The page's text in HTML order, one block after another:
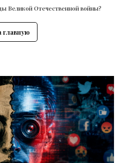
Великой Отечественной войны?
главную